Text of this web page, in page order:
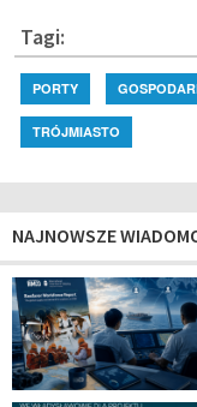
Tagi:
PORTY
TRÓJMIASTO
NAJNOWSZE